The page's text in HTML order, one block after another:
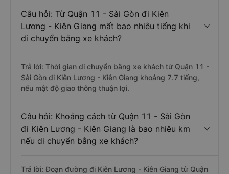
Câu hỏi: Từ Quận 11 - Sài Gòn đi Kiên
Lương - Kiên Giang mất bao nhiêu tiếng khi
di chuyển bằng xe khách?
Trả lời: Thời gian di chuyển bằng xe khách từ Quận 11 -
Sài Gòn đi Kiên Lương - Kiên Giang khoảng 7.7 tiếng,
nếu mật độ giao thông thuận lợi.
Câu hỏi: Khoảng cách từ Quận 11 - Sài Gòn
đi Kiên Lương - Kiên Giang là bao nhiêu km
nếu di chuyển bằng xe khách?
Trả lời: Đoạn đường đi Kiên Lương - Kiên Giang từ Quận